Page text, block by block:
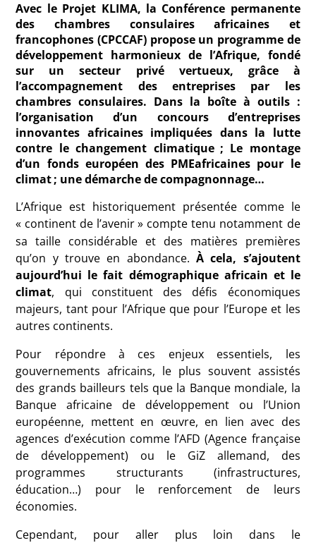
Avec le Projet KLIMA, la Conférence permanente
des chambres consulaires africaines et
francophones (CPCCAF) propose un programme de
développement harmonieux de l’Afrique, fondé
sur un secteur privé vertueux, grâce à
l’accompagnement des entreprises par les
chambres consulaires. Dans la boîte à outils :
l’organisation d’un concours d’entreprises
innovantes africaines impliquées dans la lutte
contre le changement climatique ; Le montage
d’un fonds européen des PMEafricaines pour le
climat; une démarche de compagnonnage…
L’Afrique est historiquement présentée comme le
« continent de l’avenir» compte tenu notamment de
sa taille considérable et des matières premières
qu’on y trouve en abondance. À cela, s’ajoutent
aujourd’hui le fait démographique africain et le
climat, qui constituent des défis économiques
majeurs, tant pour l’Afrique que pour l’Europe et les
autres continents.
Pour répondre à ces enjeux essentiels, les
gouvernements africains, le plus souvent assistés
des grands bailleurs tels que la Banque mondiale, la
Banque africaine de développement ou l’Union
européenne, mettent en œuvre, en lien avec des
agences d’exécution comme l’AFD (Agence française
de développement) ou le GiZ allemand, des
programmes structurants (infrastructures,
éducation…) pour le renforcement de leurs
économies.
Cependant, pour aller plus loin dans le